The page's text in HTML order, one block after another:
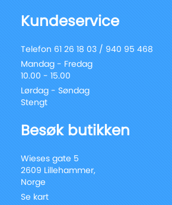
Kundeservice
Telefon 61 26 18 03 / 940 95 468
Mandag - Fredag
10.00 - 15.00
Lørdag - Søndag
Stengt
Besøk butikken
Wieses gate 5
2609 Lillehammer,
Norge
Se kart